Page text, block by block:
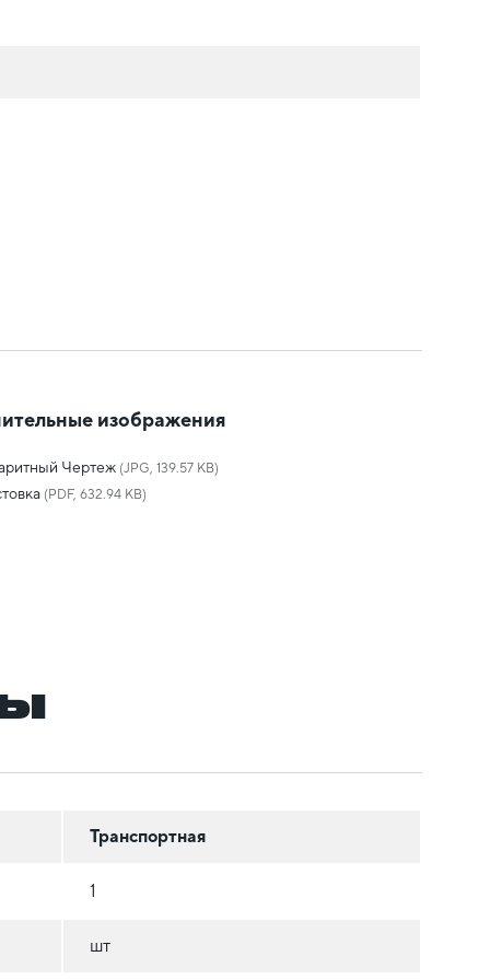
изображения
Чертеж (JPG, 139.57 KB)
(PDF, 632.94 KB)
Транспортная
1
шт